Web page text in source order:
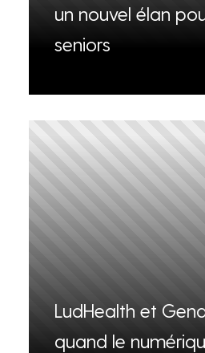
un nouvel élan
seniors
LudHealth et
quand le